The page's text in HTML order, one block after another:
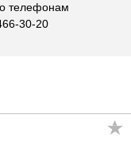
телефонам
30-20